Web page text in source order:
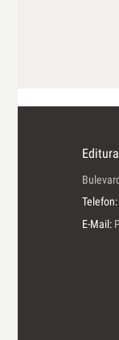
E-Mail: